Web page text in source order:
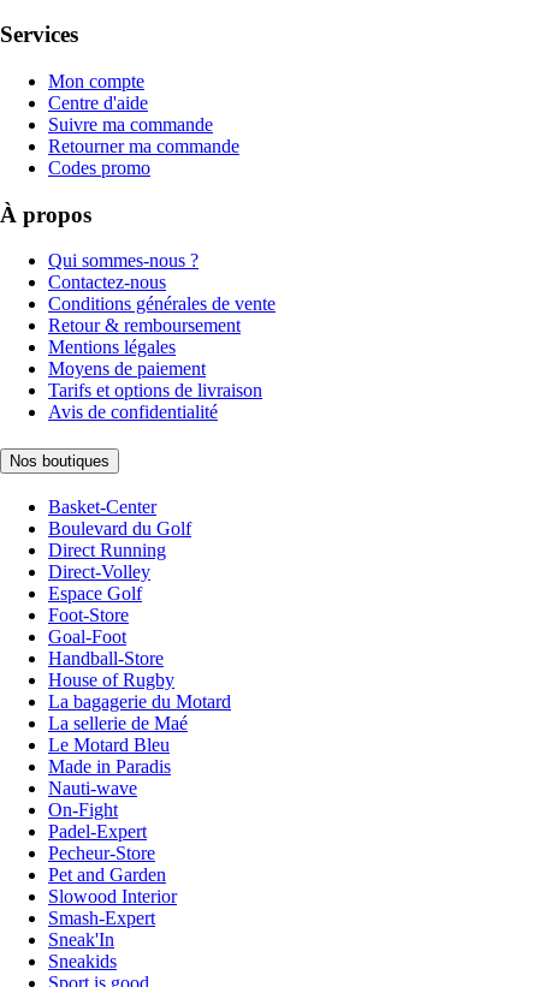
Services
Mon compte
Centre d'aide
Suivre ma commande
Retourner ma commande
Codes promo
À propos
Qui sommes-nous ?
Contactez-nous
Conditions générales de vente
Retour & remboursement
Mentions légales
Moyens de paiement
Tarifs et options de livraison
Avis de confidentialité
Nos boutiques
Basket-Center
Boulevard du Golf
Direct Running
Direct-Volley
Espace Golf
Foot-Store
Goal-Foot
Handball-Store
House of Rugby
La bagagerie du Motard
La sellerie de Maé
Le Motard Bleu
Made in Paradis
Nauti-wave
On-Fight
Padel-Expert
Pecheur-Store
Pet and Garden
Slowood Interior
Smash-Expert
Sneak'In
Sneakids
Sport is good